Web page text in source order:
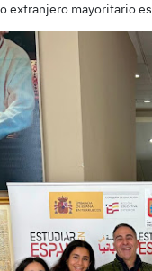
mayoritario